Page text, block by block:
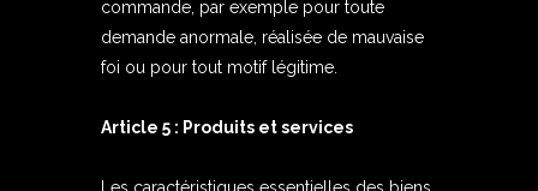
commande, par exemple pour toute
demande anormale, réalisée de mauvaise
foi ou pour tout motif légitime.
Article 5 : Produits et services